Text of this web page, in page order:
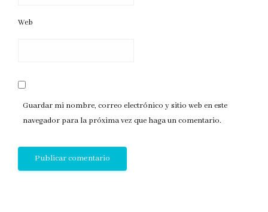
Web
Guardar mi nombre, correo electrónico y sitio web en este
navegador para la próxima vez que haga un comentario.